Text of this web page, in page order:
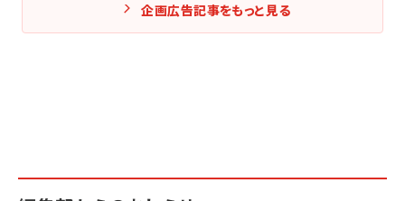
企画広告記事をもっと見る